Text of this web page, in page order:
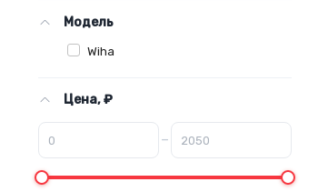
Модель
Wiha
Цена, ₽
–